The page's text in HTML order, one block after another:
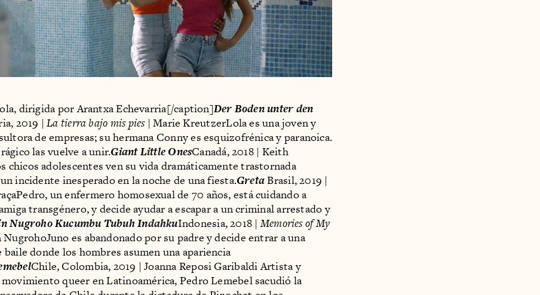
dirigida por Arantxa Echevarria[/caption]Der Boden unter den
2019 |La tierra bajo mis pies | Marie KreutzerLola es una joven y
de empresas; su hermana Conny es esquizofrénica y paranoica.
las vuelve a unir.Giant Little OnesCanadá, 2018 | Keith
chicos adolescentes ven su vida dramáticamente trastornada
incidente inesperado en la noche de una fiesta.GretaBrasil, 2019 |
un enfermero homosexual de 70 años, está cuidando a
transgénero, y decide ayudar a escapar a un criminal arrestado y
Nugroho Kucumbu Tubuh IndahkuIndonesia, 2018 |Memories of My
es abandonado por su padre y decide entrar a una
baile donde los hombres asumen una apariencia
Chile, Colombia, 2019 | Joanna Reposi Garibaldi Artista y
queer en Latinoamérica, Pedro Lemebel sacudió la